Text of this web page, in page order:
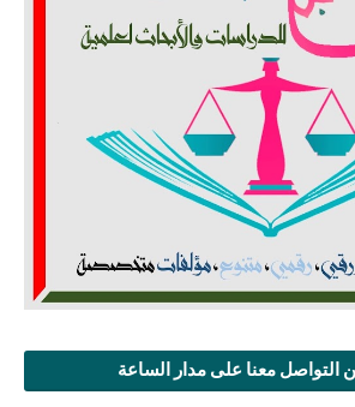
التواصل معنا على مدار الساعة